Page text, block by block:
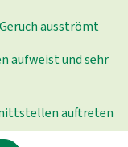
ausströmt
aufweist und sehr
auftreten